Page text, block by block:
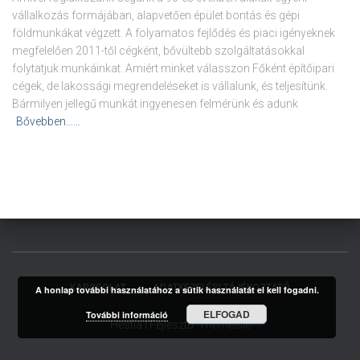
vállalkozás formájában, alapvetően épület bontás és gépi
földmunkákat végzett. A folyamatos fejlődés és piaci igényeknek
megfelelően 2011-től cégként, bővültebb szolgáltatásokkal
folytatjuk munkáinkat. Amiért minket válasszon Főként építőipari
cégek, de lakossági megrendeléseket is vállalunk, és teljesítünk.
Bármilyen jellegű munkát ingyenesen felmérünk és adunk
Bővebben……
KAPCSOLAT ADATKEZELÉSI TÁJÉKOZTATÓ
Hestia | Fejlesztő:ThemeIsle
A honlap további használatához a sütik használatát el kell fogadni.
További információ ELFOGAD